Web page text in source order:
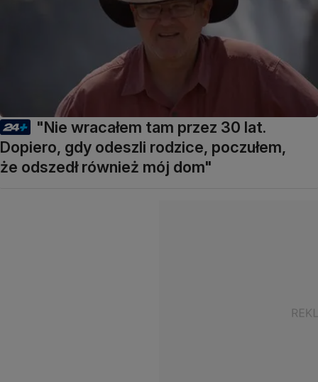
"Nie wracałem tam przez 30 lat.
Dopiero, gdy odeszli rodzice, poczułem,
że odszedł również mój dom"